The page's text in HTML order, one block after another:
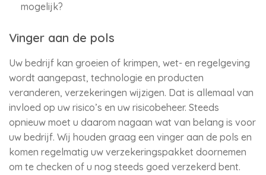
mogelijk?
Vinger aan de pols
Uw bedrijf kan groeien of krimpen, wet- en regelgeving
wordt aangepast, technologie en producten
veranderen, verzekeringen wijzigen. Dat is allemaal van
invloed op uw risico’s en uw risicobeheer. Steeds
opnieuw moet u daarom nagaan wat van belang is voor
uw bedrijf. Wij houden graag een vinger aan de pols en
komen regelmatig uw verzekeringspakket doornemen
om te checken of u nog steeds goed verzekerd bent.